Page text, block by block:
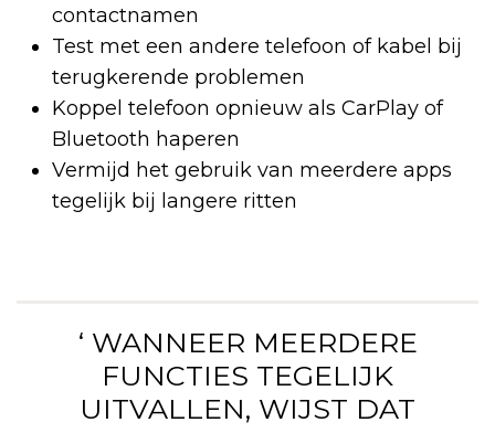
contactnamen
Test met een andere telefoon of kabel bij
terugkerende problemen
Koppel telefoon opnieuw als CarPlay of
Bluetooth haperen
Vermijd het gebruik van meerdere apps
tegelijk bij langere ritten
‘ WANNEER MEERDERE
FUNCTIES TEGELIJK
UITVALLEN, WIJST DAT